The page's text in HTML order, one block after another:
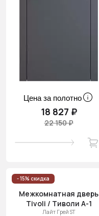
Цена за полотно
18 827 ₽
22 150 ₽
- 15% скидка
Межкомнатная дверь
Tivoli / Тиволи А-1
Лайт Грей ST